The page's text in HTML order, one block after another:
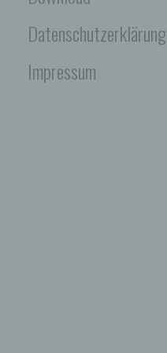
Datenschutzerklärung
Impressum